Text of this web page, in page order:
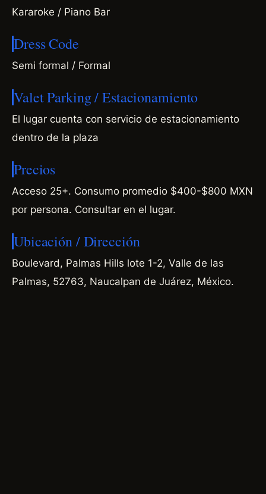
Kararoke / Piano Bar
Dress Code
Semi formal / Formal
Valet Parking / Estacionamiento
El lugar cuenta con servicio de estacionamiento
dentro de la plaza
Precios
Acceso 25+. Consumo promedio $400-$800 MXN
por persona. Consultar en el lugar.
Ubicación / Dirección
Boulevard, Palmas Hills lote 1-2, Valle de las
Palmas, 52763, Naucalpan de Juárez, México.